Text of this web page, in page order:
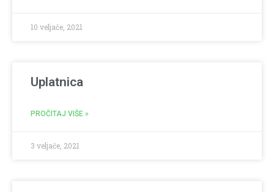
10 veljače, 2021
Uplatnica
PROČITAJ VIŠE »
3 veljače, 2021